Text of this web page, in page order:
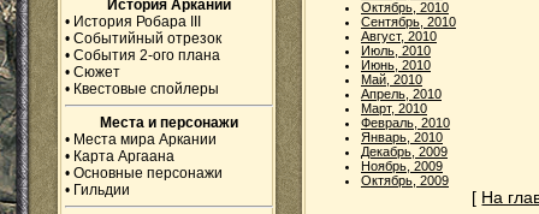
История Аркании
• История Робара III
• Событийный отрезок
• События 2-ого плана
• Сюжет
• Квестовые спойлеры
Места и персонажи
• Места мира Аркании
• Карта Аргаана
• Основные персонажи
• Гильдии
Октябрь, 2010
Сентябрь, 2010
Август, 2010
Июль, 2010
Июнь, 2010
Май, 2010
Апрель, 2010
Март, 2010
Февраль, 2010
Январь, 2010
Декабрь, 2009
Ноябрь, 2009
Октябрь, 2009
[ На